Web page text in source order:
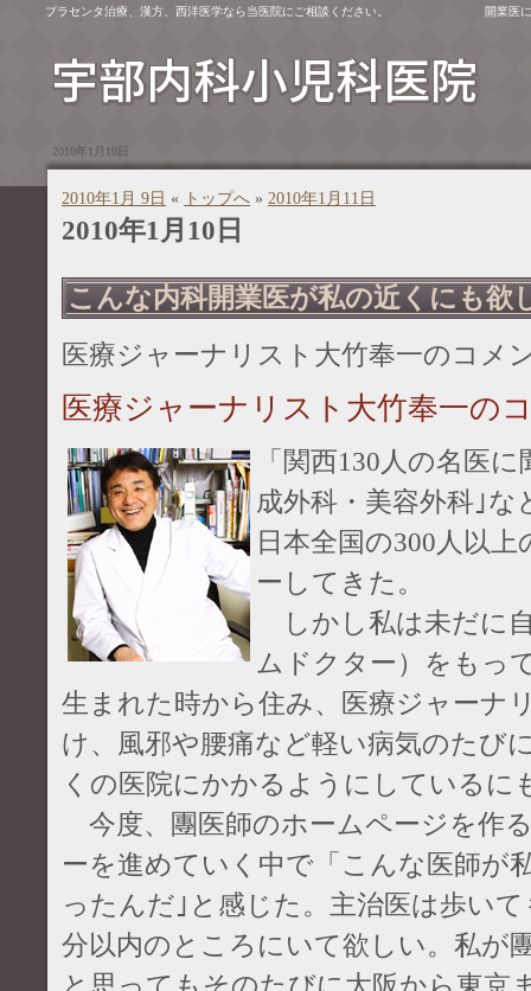
2010年1月10日
開業医
プラセンタ治療、漢方、西洋医学なら当医院にご相談ください。
2010年1月 9日 « トップへ » 2010年1月11日
2010年1月10日
こんな内科開業医が私の近くにも欲
医療ジャーナリスト大竹奉一のコメ
医療ジャーナリスト大竹奉一の
「関西130人の名医
成外科・美容外科｣
日本全国の300人以
ーしてきた。
しかし私は未だに
ムドクター）をもっ
生まれた時から住み、医療ジャーナ
け、風邪や腰痛など軽い病気のたび
くの医院にかかるようにしているに
今度、團医師のホームページを作
ーを進めていく中で「こんな医師が
ったんだ｣と感じた。主治医は歩い
分以内のところにいて欲しい。私が